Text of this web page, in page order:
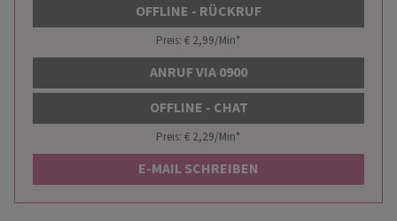
OFFLINE - RÜCKRUF
Preis: € 2,99/Min*
ANRUF VIA 0900
OFFLINE - CHAT
Preis: € 2,29/Min*
E-MAIL SCHREIBEN